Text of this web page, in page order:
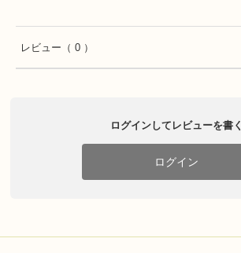
レビュー （ 0 ）
ログインしてレビューを書く
ログイン